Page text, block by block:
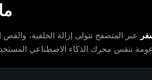
عبر المتصفح تتولى إزالة الخلفية،
بنفس محرك الذكاء الاصطناعي